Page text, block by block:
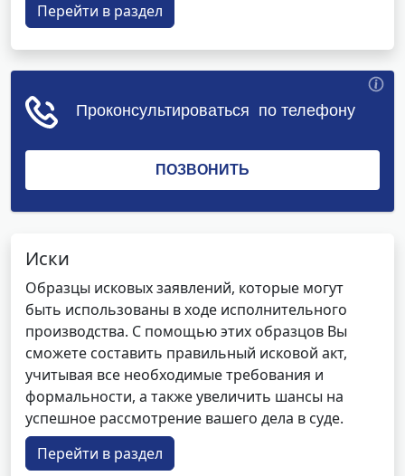
Перейти в раздел
Иски
Образцы исковых заявлений, которые могут
быть использованы в ходе исполнительного
производства. С помощью этих образцов Вы
сможете составить правильный исковой акт,
учитывая все необходимые требования и
формальности, а также увеличить шансы на
успешное рассмотрение вашего дела в суде.
Перейти в раздел